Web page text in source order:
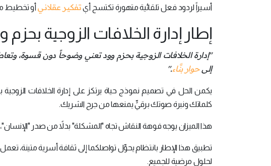
أسيراً لردود فعل تلقائية متهورة تكتسح أيتفكير عقلاني أو تخطيط
إطار إدارة الخلافات الزوجية بحزم
"إدارة الخلافات الزوجية بحزم وود تعني وضوحاً دون قسوة،
إلىحوار بنَّاء."
يكمن الحل في تصميم نموذج حياة يرتكز على إدارة الخلافات
كلماتك ونبرة صوتك برقيٍّ يمنعها من جرح الشريك.
هذا الميزان يوجه فوهة النقاش تجاه "المشكلة" بدلاً من صدر
تطبيق هذا الإطار بانتظام يحوِّل تواصلكما إلى ثقافة أسرية متينة،
لحلول مرضية للجميع.